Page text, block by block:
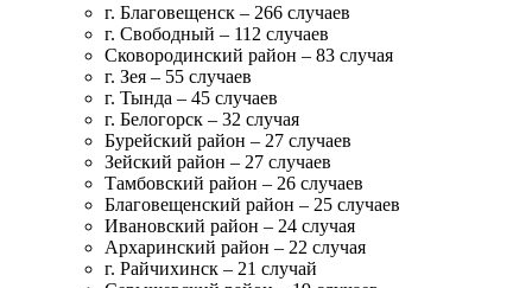
г. Благовещенск – 266 случаев
г. Свободный – 112 случаев
Сковородинский район – 83 случая
г. Зея – 55 случаев
г. Тында – 45 случаев
г. Белогорск – 32 случая
Бурейский район – 27 случаев
Зейский район – 27 случаев
Тамбовский район – 26 случаев
Благовещенский район – 25 случаев
Ивановский район – 24 случая
Архаринский район – 22 случая
г. Райчихинск – 21 случай